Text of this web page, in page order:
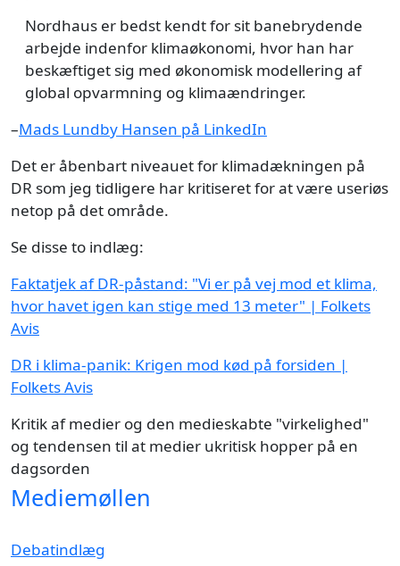
Nordhaus er bedst kendt for sit banebrydende
arbejde indenfor klimaøkonomi, hvor han har
beskæftiget sig med økonomisk modellering af
global opvarmning og klimaændringer.
–Mads Lundby Hansen på LinkedIn
Det er åbenbart niveauet for klimadækningen på
DR som jeg tidligere har kritiseret for at være useriøs
netop på det område.
Se disse to indlæg:
Faktatjek af DR-påstand: "Vi er på vej mod et klima,
hvor havet igen kan stige med 13 meter" | Folkets
Avis
DR i klima-panik: Krigen mod kød på forsiden |
Folkets Avis
Kritik af medier og den medieskabte "virkelighed"
og tendensen til at medier ukritisk hopper på en
dagsorden
Mediemøllen
Debatindlæg